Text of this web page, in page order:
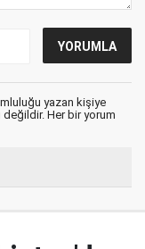
yazan kişiye
Her bir yorum